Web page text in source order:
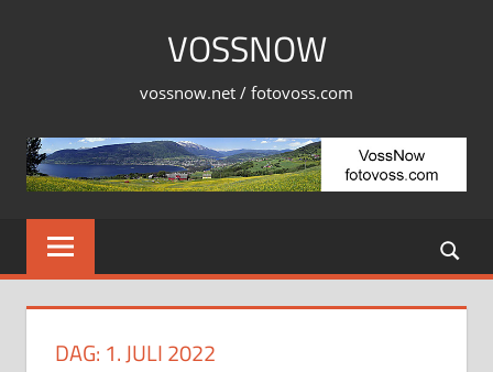
VOSSNOW
vossnow.net / fotovoss.com
DAG: 1. JULI 2022